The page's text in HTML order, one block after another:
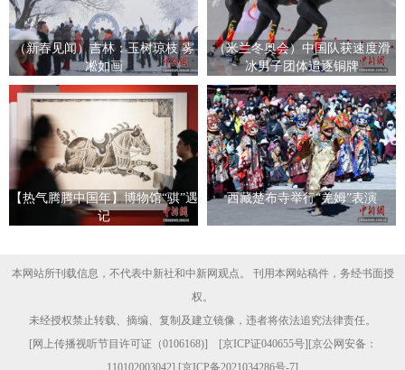
（新春见闻）吉林：玉树琼枝 雾
凇如画
（米兰冬奥会）中国队获速度滑
冰男子团体追逐铜牌
【热气腾腾中国年】博物馆“骐”遇
记
西藏楚布寺举行“羌姆”表演
本网站所刊载信息，不代表中新社和中新网观点。 刊用本网站稿件，务经书面授
权。
未经授权禁止转载、摘编、复制及建立镜像，违者将依法追究法律责任。
[网上传播视听节目许可证（0106168)] [京ICP证040655号][京公网安备：